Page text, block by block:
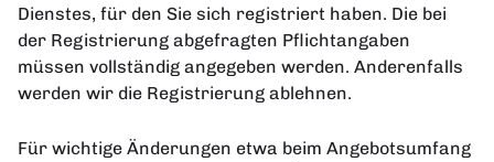
Dienstes, für den Sie sich registriert haben. Die bei
der Registrierung abgefragten Pflichtangaben
müssen vollständig angegeben werden. Anderenfalls
werden wir die Registrierung ablehnen.
Für wichtige Änderungen etwa beim Angebotsumfang